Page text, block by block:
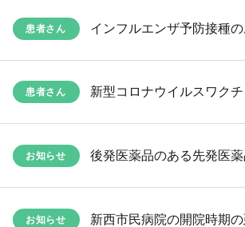
患者さん インフルエンザ予防接種
患者さん 新型コロナウイルスワク
お知らせ 後発医薬品のある先発医
お知らせ 新西市民病院の開院時期